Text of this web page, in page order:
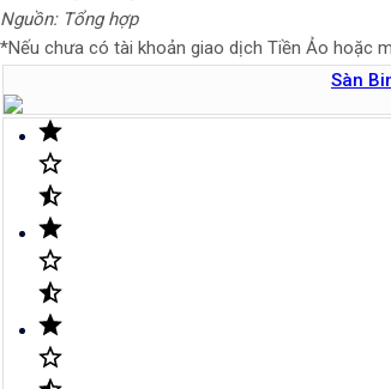
Nguồn: Tổng hợp
*Nếu chưa có tài khoản giao dịch Tiền Ảo hoặc
Sàn